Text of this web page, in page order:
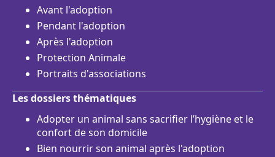
Avant l'adoption
Pendant l'adoption
Après l'adoption
Protection Animale
Portraits d'associations
Les dossiers thématiques
Adopter un animal sans sacrifier l’hygiène et le
confort de son domicile
Bien nourrir son animal après l'adoption